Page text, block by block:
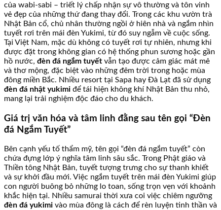
của wabi-sabi – triết lý chấp nhận sự vô thường và tôn vinh
vẻ đẹp của những thứ đang thay đổi. Trong các khu vườn trà
Nhật Bản cổ, chủ nhân thường ngồi ở hiên nhà và ngắm nhìn
tuyết rơi trên mái đèn Yukimi, từ đó suy ngẫm về cuộc sống.
Tại Việt Nam, mặc dù không có tuyết rơi tự nhiên, nhưng khi
được đặt trong không gian có hệ thống phun sương hoặc gần
hồ nước, đèn đá ngắm tuyết vẫn tạo được cảm giác mát mẻ
và thơ mộng, đặc biệt vào những đêm trời trong hoặc mùa
đông miền Bắc. Nhiều resort tại Sapa hay Đà Lạt đã sử dụng
đèn đá nhật yukimi để tái hiện không khí Nhật Bản thu nhỏ,
mang lại trải nghiệm độc đáo cho du khách.
Giá trị văn hóa và tâm linh đằng sau tên gọi “Đèn
đá Ngắm Tuyết”
Bên cạnh yếu tố thẩm mỹ, tên gọi “đèn đá ngắm tuyết” còn
chứa đựng lớp ý nghĩa tâm linh sâu sắc. Trong Phật giáo và
Thiền tông Nhật Bản, tuyết tượng trưng cho sự thanh khiết
và sự khởi đầu mới. Việc ngắm tuyết trên mái đèn Yukimi giúp
con người buông bỏ những lo toan, sống trọn vẹn với khoảnh
khắc hiện tại. Nhiều samurai thời xưa coi việc chiêm ngưỡng
đèn đá yukimi vào mùa đông là cách để rèn luyện tinh thần và